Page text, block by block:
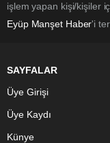
işlem yapan kişi/kişiler
Eyüp Manşet Haber'i
SAYFALAR
Üye Girişi
Üye Kaydı
Künye